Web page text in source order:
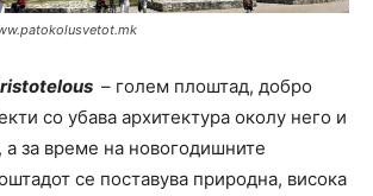
– голем плоштад, добро
со убава архитектура околу него и
а за време на новогодишните
се поставува природна, висока